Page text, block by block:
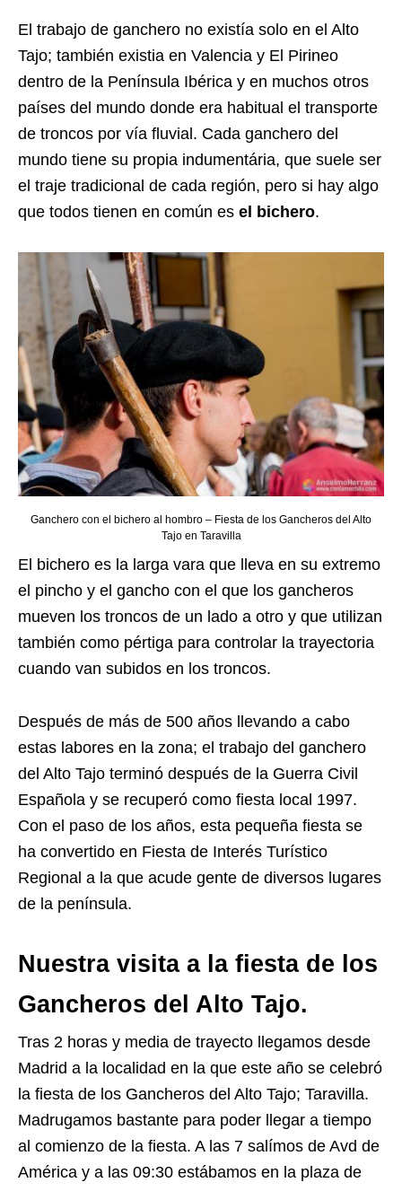
El trabajo de ganchero no existía solo en el Alto
Tajo; también existia en Valencia y El Pirineo
dentro de la Península Ibérica y en muchos otros
países del mundo donde era habitual el transporte
de troncos por vía fluvial. Cada ganchero del
mundo tiene su propia indumentária, que suele ser
el traje tradicional de cada región, pero si hay algo
que todos tienen en común es el bichero.
Ganchero con el bichero al hombro – Fiesta de los Gancheros del Alto
Tajo en Taravilla
El bichero es la larga vara que lleva en su extremo
el pincho y el gancho con el que los gancheros
mueven los troncos de un lado a otro y que utilizan
también como pértiga para controlar la trayectoria
cuando van subidos en los troncos.
Después de más de 500 años llevando a cabo
estas labores en la zona; el trabajo del ganchero
del Alto Tajo terminó después de la Guerra Civil
Española y se recuperó como fiesta local 1997.
Con el paso de los años, esta pequeña fiesta se
ha convertido en Fiesta de Interés Turístico
Regional a la que acude gente de diversos lugares
de la península.
Nuestra visita a la fiesta de los
Gancheros del Alto Tajo.
Tras 2 horas y media de trayecto llegamos desde
Madrid a la localidad en la que este año se celebró
la fiesta de los Gancheros del Alto Tajo; Taravilla.
Madrugamos bastante para poder llegar a tiempo
al comienzo de la fiesta. A las 7 salímos de Avd de
América y a las 09:30 estábamos en la plaza de